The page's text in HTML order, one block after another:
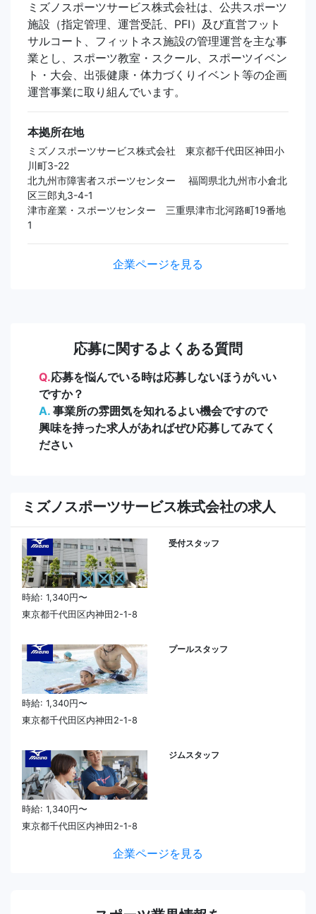
ミズノスポーツサービス株式会社は、公共スポーツ
施設（指定管理、運営受託、PFI）及び直営フット
サルコート、フィットネス施設の管理運営を主な事
業とし、スポーツ教室・スクール、スポーツイベン
ト・大会、出張健康・体力づくりイベント等の企画
運営事業に取り組んでいます。
本拠所在地
ミズノスポーツサービス株式会社 東京都千代田区神田小
川町3-22
北九州市障害者スポーツセンター 福岡県北九州市小倉北
区三郎丸3-4-1
津市産業・スポーツセンター 三重県津市北河路町19番地
1
企業ページを見る
応募に関するよくある質問
Q.応募を悩んでいる時は応募しないほうがいい
ですか？
A. 事業所の雰囲気を知れるよい機会ですので
興味を持った求人があればぜひ応募してみてく
ださい
ミズノスポーツサービス株式会社の求人
受付スタッフ
時給: 1,340円〜
東京都千代田区内神田2-1-8
プールスタッフ
時給: 1,340円〜
東京都千代田区内神田2-1-8
ジムスタッフ
時給: 1,340円〜
東京都千代田区内神田2-1-8
企業ページを見る